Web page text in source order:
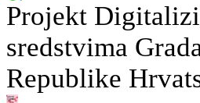
Projekt
sredstvima
Republike